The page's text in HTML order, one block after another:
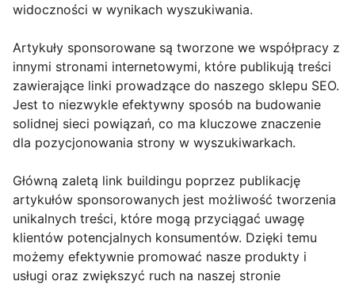
widoczności w wynikach wyszukiwania.
Artykuły sponsorowane są tworzone we współpracy z
innymi stronami internetowymi, które publikują treści
zawierające linki prowadzące do naszego sklepu SEO.
Jest to niezwykle efektywny sposób na budowanie
solidnej sieci powiązań, co ma kluczowe znaczenie
dla pozycjonowania strony w wyszukiwarkach.
Główną zaletą link buildingu poprzez publikację
artykułów sponsorowanych jest możliwość tworzenia
unikalnych treści, które mogą przyciągać uwagę
klientów potencjalnych konsumentów. Dzięki temu
możemy efektywnie promować nasze produkty i
usługi oraz zwiększyć ruch na naszej stronie